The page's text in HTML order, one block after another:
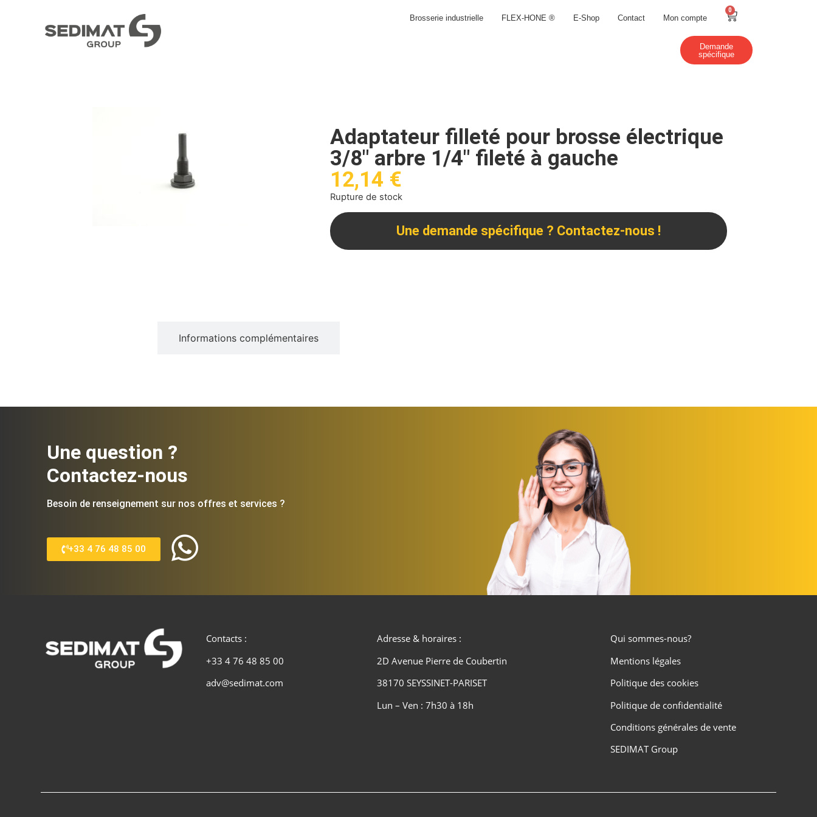
Brosserie industrielle FLEX-HONE ® E-Shop Contact Mon compte
0
Demande
spécifique
Adaptateur filleté pour brosse électrique
3/8″ arbre 1/4″ fileté à gauche
12,14 €
Rupture de stock
Une demande spécifique ? Contactez-nous !
Informations complémentaires
Une question ?
Contactez-nous
Besoin de renseignement sur nos offres et services ?
+33 4 76 48 85 00
Contacts :
+33 4 76 48 85 00
adv@sedimat.com
Adresse & horaires :
2D Avenue Pierre de Coubertin
38170 SEYSSINET-PARISET
Lun – Ven : 7h30 à 18h
Qui sommes-nous?
Mentions légales
Politique des cookies
Politique de confidentialité
Conditions générales de vente
SEDIMAT Group